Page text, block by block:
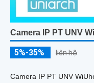
Camera IP PT UNV
5%-35% liên hệ
Camera IP PT UNV WiUho-P2C-